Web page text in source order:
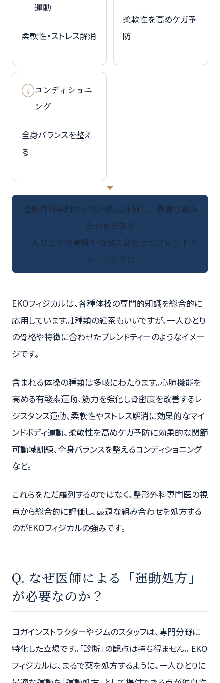
運動
柔軟性・ストレス解消
柔軟性を高めケガ予
防
5
コンディショニ
ング
全身バランスを整え
る
整形外科専門医が総合的に評価し、最適な組み
合わせを処方
一人ひとりの骨格や特徴に合わせたブレンドテ
ィーのように
EKOフィジカルは、各種体操の専門的知識を総合的に
応用しています。1種類の紅茶もいいですが、一人ひとり
の骨格や特徴に合わせたブレンドティーのようなイメー
ジです。
含まれる体操の種類は多岐にわたります。心肺機能を
高める有酸素運動、筋力を強化し骨密度を改善するレ
ジスタンス運動、柔軟性やストレス解消に効果的なマイ
ンドボディ運動、柔軟性を高めケガ予防に効果的な関節
可動域訓練、全身バランスを整えるコンディショニング
など。
これらをただ羅列するのではなく、整形外科専門医の視
点から総合的に評価し、最適な組み合わせを処方する
のがEKOフィジカルの強みです。
Q. なぜ医師による「運動処方」
が必要なのか？
ヨガインストラクターやジムのスタッフは、専門分野に
特化した立場です。「診断」の観点は持ち得ません。 EKO
フィジカルは、まるで薬を処方するように、一人ひとりに